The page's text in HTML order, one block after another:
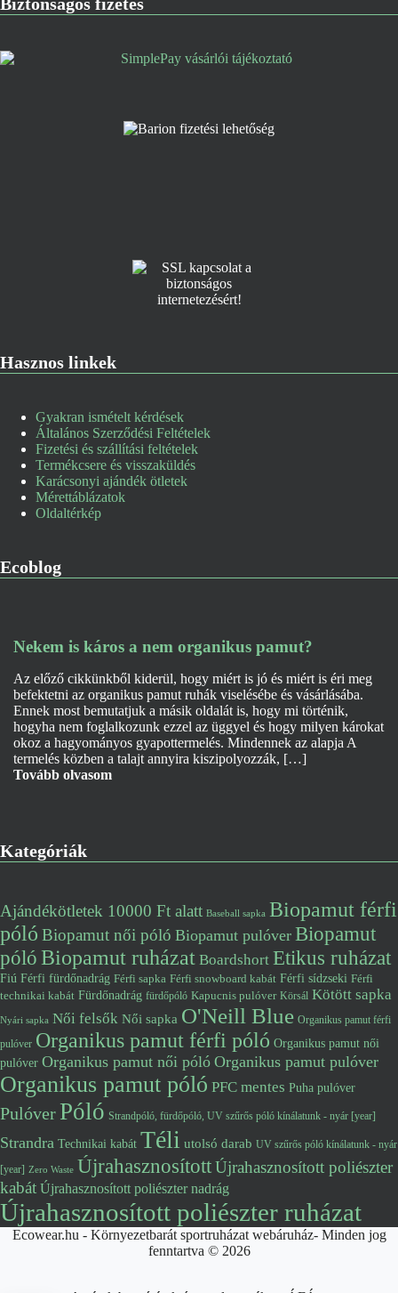
Hasznos linkek
Gyakran ismételt kérdések
Általános Szerződési Feltételek
Fizetési és szállítási feltételek
Termékcsere és visszaküldés
Karácsonyi ajándék ötletek
Mérettáblázatok
Oldaltérkép
Ecoblog
Nekem is káros a nem organikus pamut?
Az előző cikkünkből kiderül, hogy miért is jó és miért is éri meg
befektetni az organikus pamut ruhák viselésébe és vásárlásába.
Ennek most bemutatjuk a másik oldalát is, hogy mi történik,
hogyha nem foglalkozunk ezzel az üggyel és hogy milyen károkat
okoz a hagyományos gyapottermelés. Mindennek az alapja A
termelés közben a talajt annyira kiszipolyozzák, […]
Tovább olvasom
Kategóriák
Ajándékötletek 10000 Ft alatt Baseball sapka Biopamut férfi
póló Biopamut női póló Biopamut pulóver Biopamut
pólóBiopamut ruházat Boardshort Etikus ruházat
Fiú Férfi fürdőnadrág Férfi sapka Férfi snowboard kabát Férfi sídzseki Férfi
technikai kabát Fürdőnadrág fürdőpóló Kapucnis pulóver Körsál Kötött sapka
Nyári sapka Női felsők Női sapka O'Neill Blue Organikus pamut férfi
pulóver Organikus pamut férfi póló Organikus pamut női
pulóver Organikus pamut női póló Organikus pamut pulóver
Organikus pamut póló PFC mentes Puha pulóver
PulóverPóló Strandpóló, fürdőpóló, UV szűrős póló kínálatunk - nyár [year]
Strandra Technikai kabát Téli utolsó darab UV szűrős póló kínálatunk - nyár
[year] Zero Waste ÚjrahasznosítottÚjrahasznosított poliészter
kabát Újrahasznosított poliészter nadrág
Újrahasznosított poliészter ruházat
Ecowear.hu - Környezetbarát sportruházat webáruház- Minden jog
fenntartva © 2026